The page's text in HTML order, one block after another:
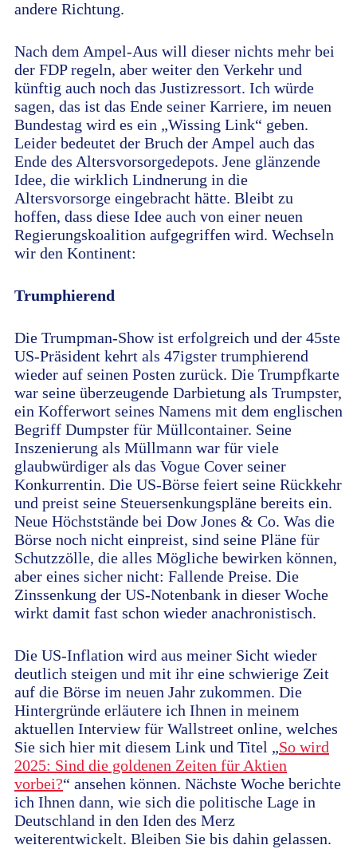
andere Richtung.
Nach dem Ampel-Aus will dieser nichts mehr bei
der FDP regeln, aber weiter den Verkehr und
künftig auch noch das Justizressort. Ich würde
sagen, das ist das Ende seiner Karriere, im neuen
Bundestag wird es ein „Wissing Link“ geben.
Leider bedeutet der Bruch der Ampel auch das
Ende des Altersvorsorgedepots. Jene glänzende
Idee, die wirklich Lindnerung in die
Altersvorsorge eingebracht hätte. Bleibt zu
hoffen, dass diese Idee auch von einer neuen
Regierungskoalition aufgegriffen wird. Wechseln
wir den Kontinent:
Trumphierend
Die Trumpman-Show ist erfolgreich und der 45ste
US-Präsident kehrt als 47igster trumphierend
wieder auf seinen Posten zurück. Die Trumpfkarte
war seine überzeugende Darbietung als Trumpster,
ein Kofferwort seines Namens mit dem englischen
Begriff Dumpster für Müllcontainer. Seine
Inszenierung als Müllmann war für viele
glaubwürdiger als das Vogue Cover seiner
Konkurrentin. Die US-Börse feiert seine Rückkehr
und preist seine Steuersenkungspläne bereits ein.
Neue Höchststände bei Dow Jones & Co. Was die
Börse noch nicht einpreist, sind seine Pläne für
Schutzzölle, die alles Mögliche bewirken können,
aber eines sicher nicht: Fallende Preise. Die
Zinssenkung der US-Notenbank in dieser Woche
wirkt damit fast schon wieder anachronistisch.
Die US-Inflation wird aus meiner Sicht wieder
deutlich steigen und mit ihr eine schwierige Zeit
auf die Börse im neuen Jahr zukommen. Die
Hintergründe erläutere ich Ihnen in meinem
aktuellen Interview für Wallstreet online, welches
Sie sich hier mit diesem Link und Titel „So wird
2025: Sind die goldenen Zeiten für Aktien
vorbei?“ ansehen können. Nächste Woche berichte
ich Ihnen dann, wie sich die politische Lage in
Deutschland in den Iden des Merz
weiterentwickelt. Bleiben Sie bis dahin gelassen.